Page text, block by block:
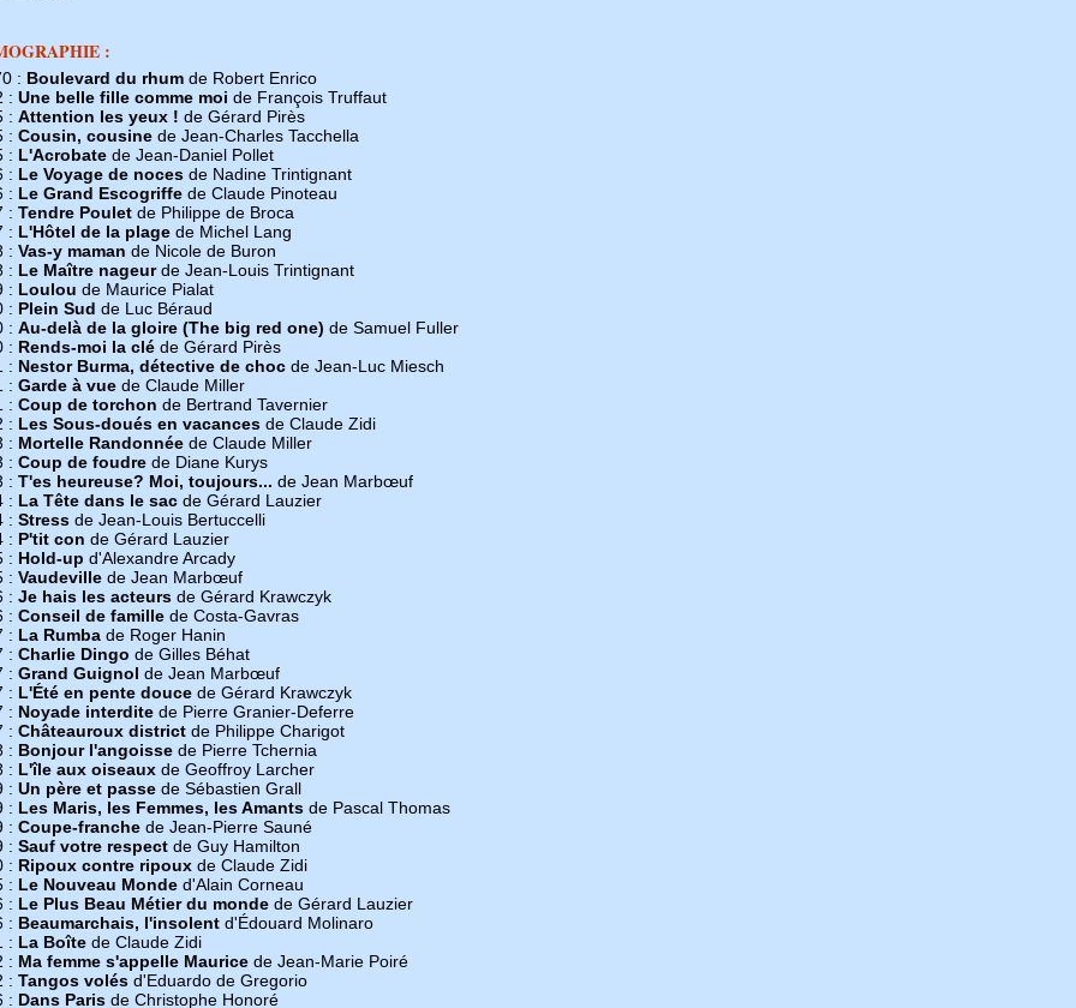
:
: Boulevard du rhum de Robert Enrico
: Une belle fille comme moi de François Truffaut
: Attention les yeux ! de Gérard Pirès
: Cousin, cousine de Jean-Charles Tacchella
: L'Acrobate de Jean-Daniel Pollet
: Le Voyage de noces de Nadine Trintignant
: Le Grand Escogriffe de Claude Pinoteau
: Tendre Poulet de Philippe de Broca
: L'Hôtel de la plage de Michel Lang
: Vas-y maman de Nicole de Buron
: Le Maître nageurde Jean-Louis Trintignant
: Loulou de Maurice Pialat
: Plein Sud de Luc Béraud
: Au-delà de la gloire (The big red one) de Samuel Fuller
: Rends-moi la clé de Gérard Pirès
: Nestor Burma, détective de choc de Jean-Luc Miesch
: Garde à vue de Claude Miller
: Coup de torchon de Bertrand Tavernier
: Les Sous-doués en vacances de Claude Zidi
: Mortelle Randonnée de Claude Miller
: Coup de foudre de Diane Kurys
: T'es heureuse? Moi, toujours... de Jean Marbœuf
: La Tête dans le sac de Gérard Lauzier
: Stress de Jean-Louis Bertuccelli
: P'tit con de Gérard Lauzier
: Hold-up d'Alexandre Arcady
: Vaudeville de Jean Marbœuf
: Je hais les acteurs de Gérard Krawczyk
: Conseil de famille de Costa-Gavras
: La Rumba de Roger Hanin
: Charlie Dingo de Gilles Béhat
: Grand Guignol de Jean Marbœuf
: L'Été en pente douce de Gérard Krawczyk
: Noyade interdite de Pierre Granier-Deferre
: Châteauroux district de Philippe Charigot
: Bonjour l'angoisse de Pierre Tchernia
: L'île aux oiseaux de Geoffroy Larcher
: Un père et passe de Sébastien Grall
: Les Maris, les Femmes, les Amants de Pascal Thomas
: Coupe-franche de Jean-Pierre Sauné
: Sauf votre respect de Guy Hamilton
: Ripoux contre ripoux de Claude Zidi
: Le Nouveau Monde d'Alain Corneau
: Le Plus Beau Métier du monde de Gérard Lauzier
: Beaumarchais, l'insolent d'Édouard Molinaro
: La Boîte de Claude Zidi
: Ma femme s'appelle Maurice de Jean-Marie Poiré
: Tangos volés d'Eduardo de Gregorio
: Dans Paris de Christophe Honoré